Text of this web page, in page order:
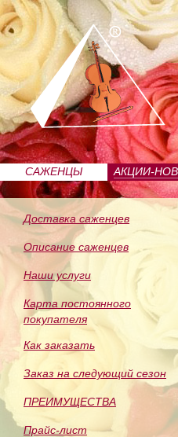
САЖЕНЦЫ
ПИТОМНИКА
АКЦИИ-
Доставка саженцев
Описание саженцев
Наши услуги
Карта постоянного
покупателя
Как заказать
Заказ на следующий сезон
ПРЕИМУЩЕСТВА
Прайс-лист